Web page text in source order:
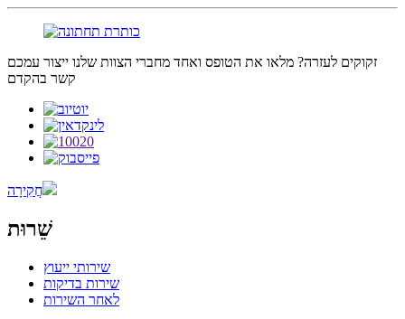
זקוקים לעזרה? מלאו את הטופס ואחד מחברי הצוות שלנו ייצור עמכם
קשר בהקדם
חֲקִירָה
שֵׁרוּת
שירותי ייעוץ
שירות בדיקות
לאחר השירות